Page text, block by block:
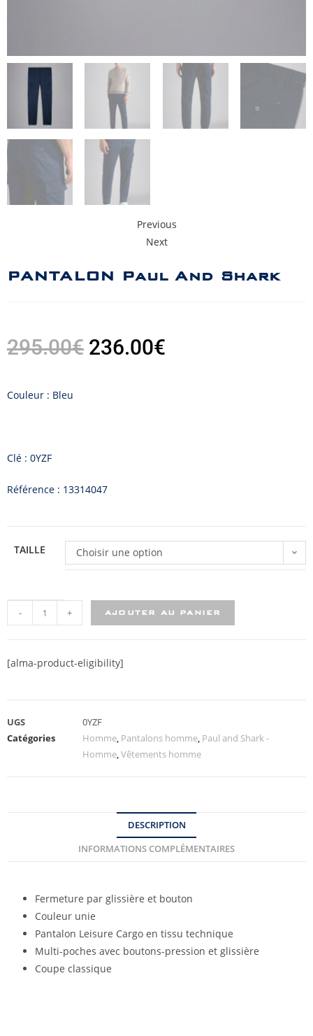
Previous
Next
PANTALON Paul And Shark
295.00€ 236.00€
Couleur : Bleu
Clé : 0YZF
Référence : 13314047
TAILLE Choisir une option
- + AJOUTER AU PANIER
[alma-product-eligibility]
UGS
0YZF
Catégories
Homme, Pantalons homme, Paul and Shark -
Homme,Vêtements homme
DESCRIPTION
INFORMATIONS COMPLÉMENTAIRES
Fermeture par glissière et bouton
Couleur unie
Pantalon Leisure Cargo en tissu technique
Multi-poches avec boutons-pression et glissière
Coupe classique